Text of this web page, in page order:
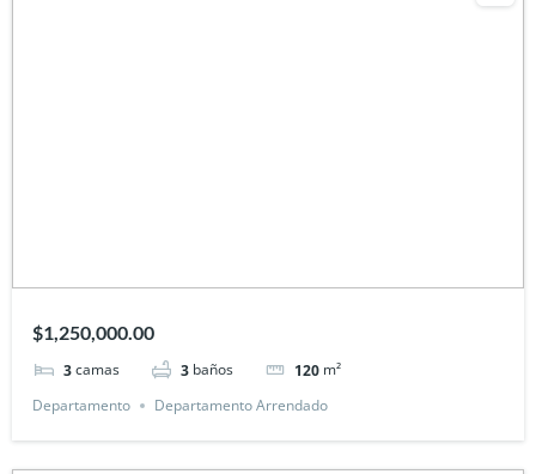
$1,250,000.00
3camas 3 baños 120 m²
Departamento
Departamento Arrendado